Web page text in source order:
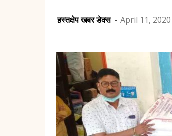
हस्तक्षेप खबर डेक्स - April 11, 2020